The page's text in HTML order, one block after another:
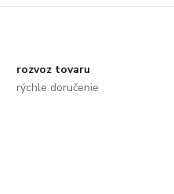
rozvoz tovaru
rýchle doručenie